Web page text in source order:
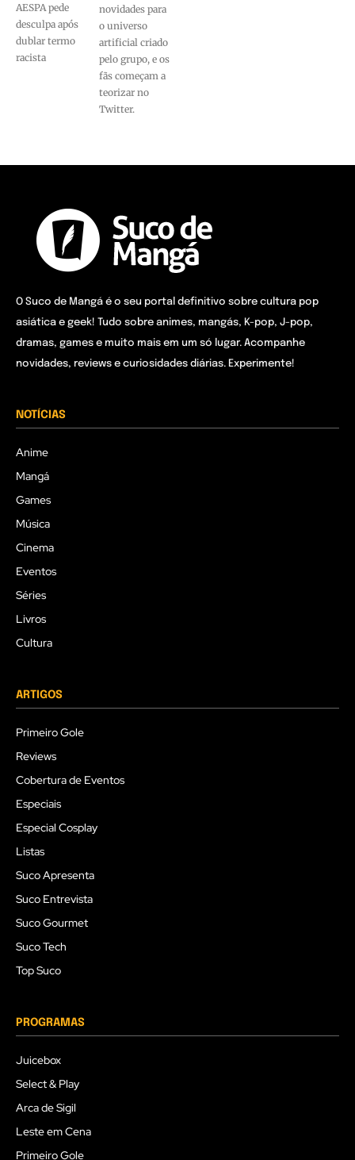
AESPA pede
desculpa após
dublar termo
racista
novidades para
o universo
artificial criado
pelo grupo, e os
fãs começam a
teorizar no
Twitter.
O Suco de Mangá é o seu portal definitivo sobre cultura pop
asiática e geek! Tudo sobre animes, mangás, K-pop, J-pop,
dramas, games e muito mais em um só lugar. Acompanhe
novidades, reviews e curiosidades diárias. Experimente!
NOTÍCIAS
Anime
Mangá
Games
Música
Cinema
Eventos
Séries
Livros
Cultura
ARTIGOS
Primeiro Gole
Reviews
Cobertura de Eventos
Especiais
Especial Cosplay
Listas
Suco Apresenta
Suco Entrevista
Suco Gourmet
Suco Tech
Top Suco
PROGRAMAS
Juicebox
Select & Play
Arca de Sigil
Leste em Cena
Primeiro Gole